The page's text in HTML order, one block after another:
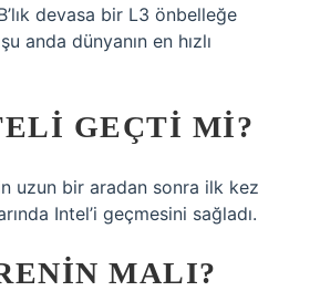
devasa bir L3 önbelleğe
anda dünyanın en hızlı
GEÇTI MI?
uzun bir aradan sonra ilk kez
Intel’i geçmesini sağladı.
MALI?